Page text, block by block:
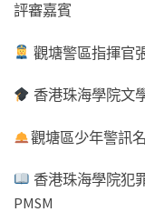
評審嘉賓
觀塘警區指揮官
香港珠海學院文
觀塘區少年警訊
香港珠海學院犯
PMSM